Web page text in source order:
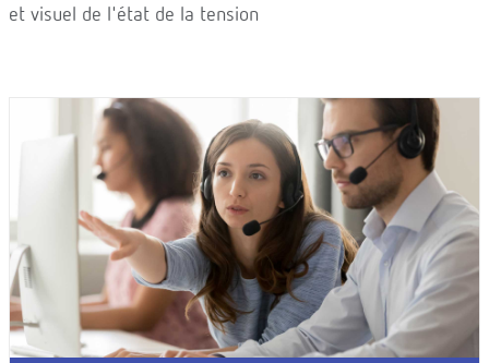
et visuel de l'état de la tension